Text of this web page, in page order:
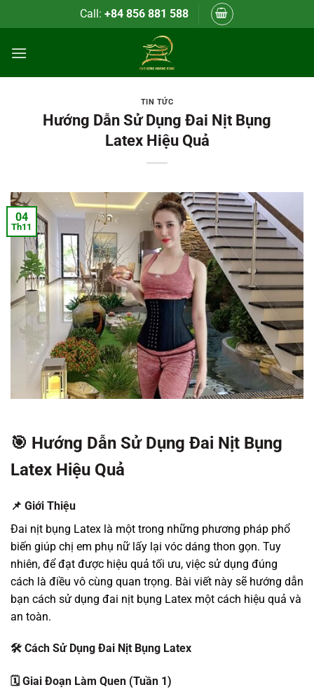
qua
dung
Call: +84 856 881 588
TIN TỨC
Hướng Dẫn Sử Dụng Đai Nịt Bụng
Latex Hiệu Quả
04
Th11
🎯 Hướng Dẫn Sử Dụng Đai Nịt Bụng
Latex Hiệu Quả
📌 Giới Thiệu
Đai nịt bụng Latex là một trong những phương pháp phổ
biến giúp chị em phụ nữ lấy lại vóc dáng thon gọn. Tuy
nhiên, để đạt được hiệu quả tối ưu, việc sử dụng đúng
cách là điều vô cùng quan trọng. Bài viết này sẽ hướng dẫn
bạn cách sử dụng đai nịt bụng Latex một cách hiệu quả và
an toàn.
🛠️ Cách Sử Dụng Đai Nịt Bụng Latex
🗓️ Giai Đoạn Làm Quen (Tuần 1)